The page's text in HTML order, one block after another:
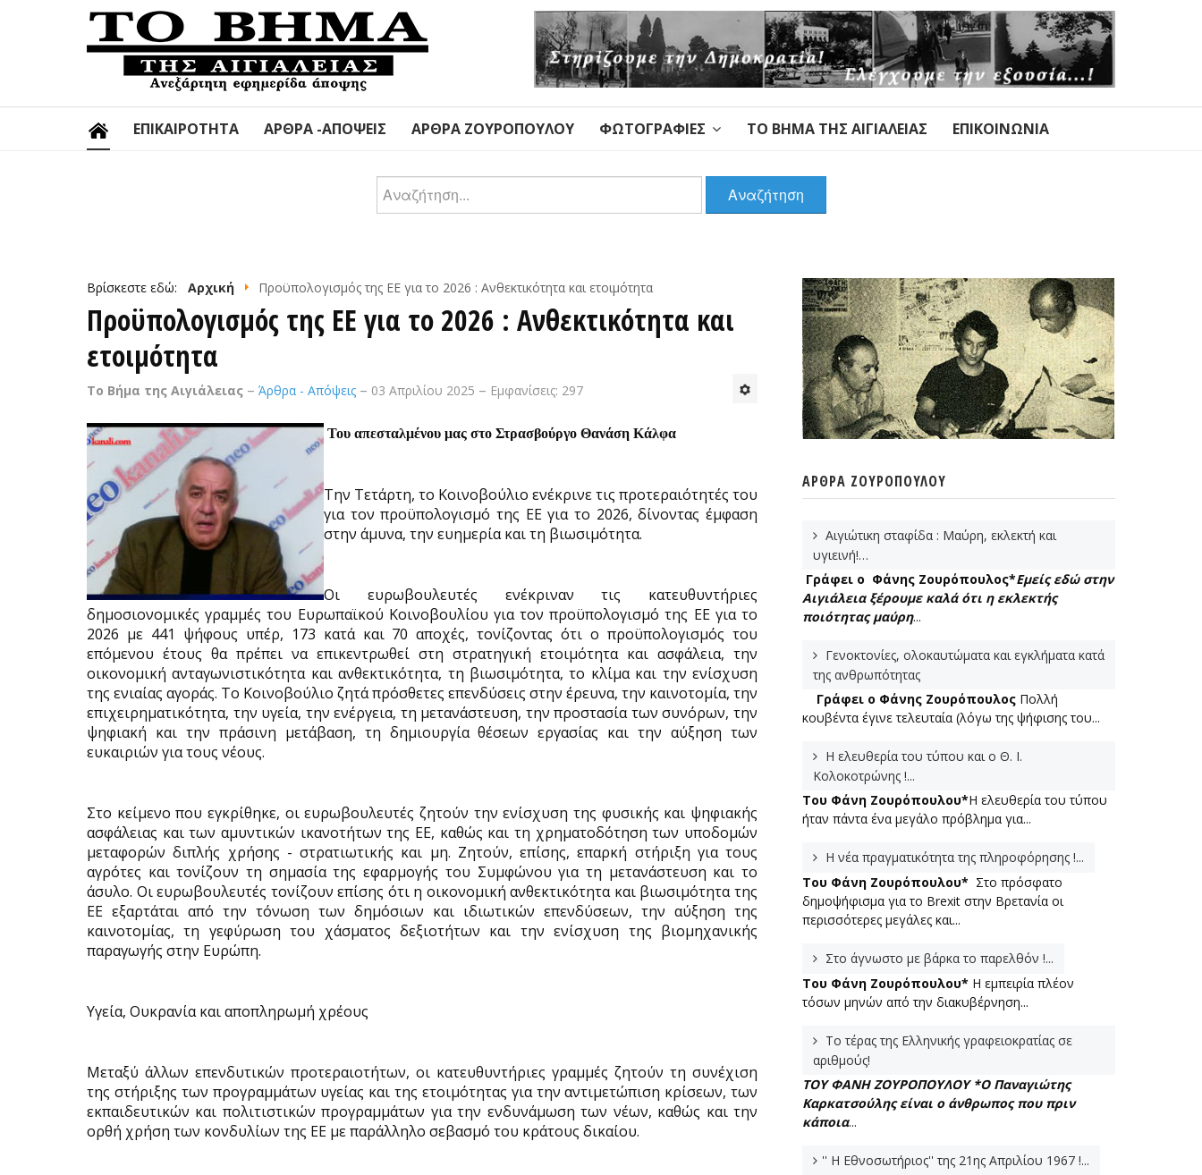
ΕΠΙΚΑΙΡΌΤΗΤΑ ΆΡΘΡΑ -ΑΠΌΨΕΙΣ ΆΡΘΡΑ ΖΟΥΡΌΠΟΥΛΟΥ ΦΩΤΟΓΡΑΦΊΕΣ ΤΟ ΒΉΜΑ ΤΗΣ ΑΙΓΙΑΛΕΊΑΣ ΕΠΙΚΟΙΝΩΝΊΑ
Αναζήτηση Αναζήτηση
Βρίσκεστε εδώ: Αρχική Προϋπολογισμός της ΕΕ για το 2026 : Ανθεκτικότητα και ετοιμότητα
Προϋπολογισμός της ΕΕ για το 2026 : Ανθεκτικότητα και
ετοιμότητα
Το Βήμα της Αιγιάλειας Άρθρα - Απόψεις 03 Απριλίου 2025 Εμφανίσεις: 297
Του απεσταλμένου μας στο Στρασβούργο Θανάση Κάλφα
Την Τετάρτη, το Κοινοβούλιο ενέκρινε τις προτεραιότητές του
για τον προϋπολογισμό της ΕΕ για το 2026, δίνοντας έμφαση
στην άμυνα, την ευημερία και τη βιωσιμότητα.
Οι ευρωβουλευτές ενέκριναν τις κατευθυντήριες
δημοσιονομικές γραμμές του Ευρωπαϊκού Κοινοβουλίου για τον προϋπολογισμό της ΕΕ για το
2026 με 441 ψήφους υπέρ, 173 κατά και 70 αποχές, τονίζοντας ότι ο προϋπολογισμός του
επόμενου έτους θα πρέπει να επικεντρωθεί στη στρατηγική ετοιμότητα και ασφάλεια, την
οικονομική ανταγωνιστικότητα και ανθεκτικότητα, τη βιωσιμότητα, το κλίμα και την ενίσχυση
της ενιαίας αγοράς. Το Κοινοβούλιο ζητά πρόσθετες επενδύσεις στην έρευνα, την καινοτομία, την
επιχειρηματικότητα, την υγεία, την ενέργεια, τη μετανάστευση, την προστασία των συνόρων, την
ψηφιακή και την πράσινη μετάβαση, τη δημιουργία θέσεων εργασίας και την αύξηση των
ευκαιριών για τους νέους.
Στο κείμενο που εγκρίθηκε, οι ευρωβουλευτές ζητούν την ενίσχυση της φυσικής και ψηφιακής
ασφάλειας και των αμυντικών ικανοτήτων της ΕΕ, καθώς και τη χρηματοδότηση των υποδομών
μεταφορών διπλής χρήσης - στρατιωτικής και μη. Ζητούν, επίσης, επαρκή στήριξη για τους
αγρότες και τονίζουν τη σημασία της εφαρμογής του Συμφώνου για τη μετανάστευση και το
άσυλο. Οι ευρωβουλευτές τονίζουν επίσης ότι η οικονομική ανθεκτικότητα και βιωσιμότητα της
ΕΕ εξαρτάται από την τόνωση των δημόσιων και ιδιωτικών επενδύσεων, την αύξηση της
καινοτομίας, τη γεφύρωση του χάσματος δεξιοτήτων και την ενίσχυση της βιομηχανικής
παραγωγής στην Ευρώπη.
Υγεία, Ουκρανία και αποπληρωμή χρέους
Μεταξύ άλλων επενδυτικών προτεραιοτήτων, οι κατευθυντήριες γραμμές ζητούν τη συνέχιση
της στήριξης των προγραμμάτων υγείας και της ετοιμότητας για την αντιμετώπιση κρίσεων, των
εκπαιδευτικών και πολιτιστικών προγραμμάτων για την ενδυνάμωση των νέων, καθώς και την
ορθή χρήση των κονδυλίων της ΕΕ με παράλληλο σεβασμό του κράτους δικαίου.
ΆΡΘΡΑ ΖΟΥΡΌΠΟΥΛΟΥ
Αιγιώτικη σταφίδα : Μαύρη, εκλεκτή και
υγιεινή!…
Γράφει ο Φάνης Ζουρόπουλος*Εμείς εδώ στην
Αιγιάλεια ξέρουμε καλά ότι η εκλεκτής
ποιότητας μαύρη...
Γενοκτονίες, ολοκαυτώματα και εγκλήματα κατά
της ανθρωπότητας
Γράφει ο Φάνης Ζουρόπουλος Πολλή
κουβέντα έγινε τελευταία (λόγω της ψήφισης του...
Η ελευθερία του τύπου και ο Θ. Ι.
Κολοκοτρώνης !...
Του Φάνη Ζουρόπουλου*Η ελευθερία του τύπου
ήταν πάντα ένα μεγάλο πρόβλημα για...
Η νέα πραγματικότητα της πληροφόρησης !...
Του Φάνη Ζουρόπουλου* Στο πρόσφατο
δημοψήφισμα για το Brexit στην Βρετανία οι
περισσότερες μεγάλες και...
Στο άγνωστο με βάρκα το παρελθόν !...
Του Φάνη Ζουρόπουλου* Η εμπειρία πλέον
τόσων μηνών από την διακυβέρνηση...
Το τέρας της Ελληνικής γραφειοκρατίας σε
αριθμούς!
ΤΟΥ ΦΑΝΗ ΖΟΥΡΟΠΟΥΛΟΥ *Ο Παναγιώτης
Καρκατσούλης είναι ο άνθρωπος που πριν
κάποια...
'' Η Εθνοσωτήριος'' της 21ης Απριλίου 1967 !...